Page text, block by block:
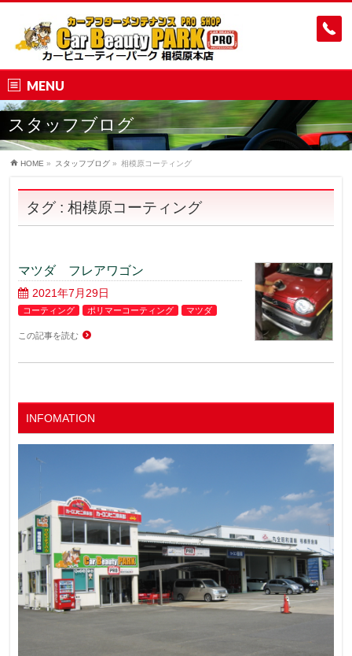
MENU
スタッフブログ
HOME » スタッフブログ » 相模原コーティング
タグ : 相模原コーティング
マツダ フレアワゴン
2021年7月29日
コーティング ポリマーコーティング マツダ
この記事を読む
INFOMATION